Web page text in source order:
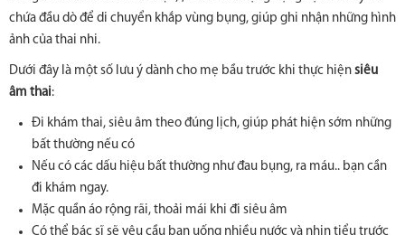
chứa đầu dò để di chuyển khắp vùng bụng, giúp ghi nhận những hình
ảnh của thai nhi.
Dưới đây là một số lưu ý dành cho mẹ bầu trước khi thực hiện siêu
âm thai:
Đi khám thai, siêu âm theo đúng lịch, giúp phát hiện sớm những
bất thường nếu có
Nếu có các dấu hiệu bất thường như đau bụng, ra máu.. bạn cần
đi khám ngay.
Mặc quần áo rộng rãi, thoải mái khi đi siêu âm
Có thể bác sĩ sẽ yêu cầu bạn uống nhiều nước và nhịn tiểu trước